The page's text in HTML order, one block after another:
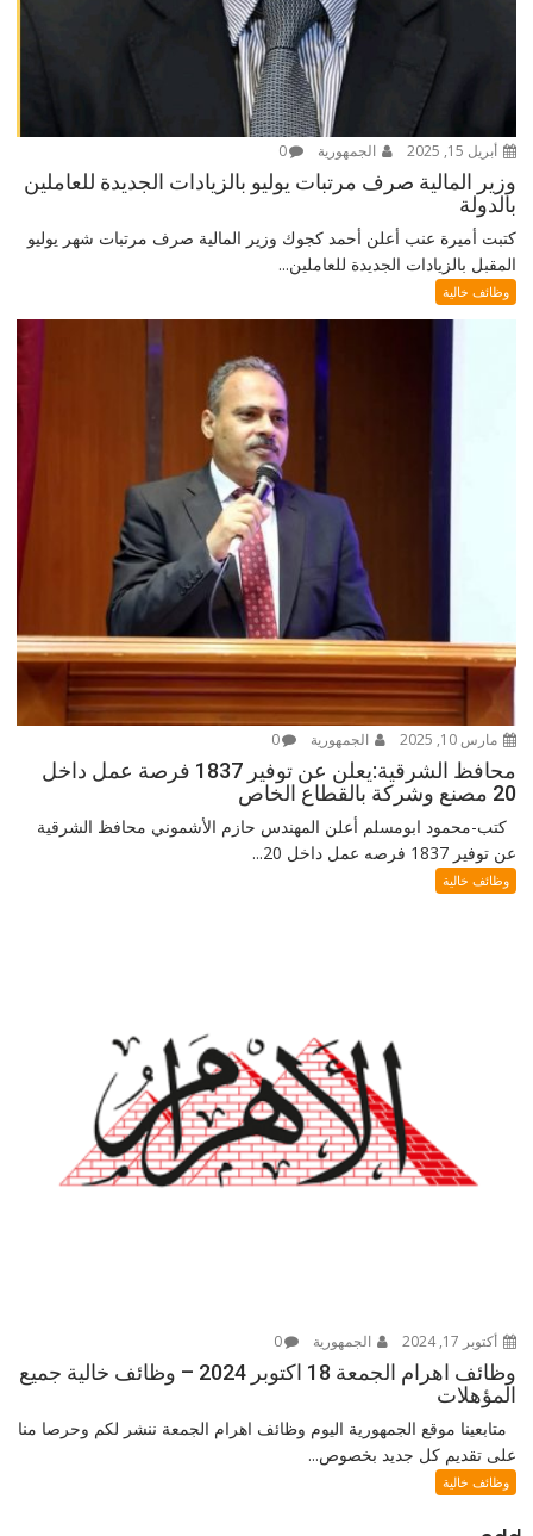
أبريل 15, 2025 الجمهورية 0
وزير المالية صرف مرتبات يوليو بالزيادات الجديدة للعاملين
بالدولة
كتبت أميرة عنب أعلن أحمد كجوك وزير المالية صرف مرتبات شهر يوليو
المقبل بالزيادات الجديدة للعاملين...
وظائف خالية
مارس 10, 2025 الجمهورية 0
محافظ الشرقية:يعلن عن توفير 1837 فرصة عمل داخل
20 مصنع وشركة بالقطاع الخاص
كتب-محمود ابومسلم أعلن المهندس حازم الأشموني محافظ الشرقية
عن توفير 1837 فرصه عمل داخل 20...
وظائف خالية
أكتوبر 17, 2024 الجمهورية 0
وظائف اهرام الجمعة 18 اكتوبر 2024 – وظائف خالية جميع
المؤهلات
متابعينا موقع الجمهورية اليوم وظائف اهرام الجمعة ننشر لكم وحرصا منا
على تقديم كل جديد بخصوص...
وظائف خالية